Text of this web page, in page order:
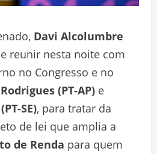
Davi Alcolumbre
reunir nesta noite com
no Congresso e no
(PT-AP) e
SE), para tratar da
de lei que amplia a
de Renda para quem